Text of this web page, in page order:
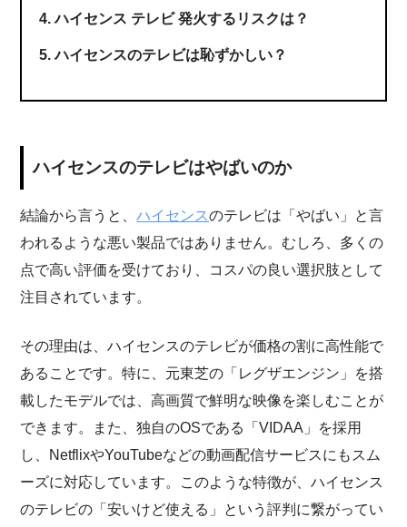
ハイセンス テレビ 発火するリスクは？
ハイセンスのテレビは恥ずかしい？
ハイセンスのテレビはやばいのか
結論から言うと、ハイセンスのテレビは「やばい」と言
われるような悪い製品ではありません。むしろ、多くの
点で高い評価を受けており、コスパの良い選択肢として
注目されています。
その理由は、ハイセンスのテレビが価格の割に高性能で
あることです。特に、元東芝の「レグザエンジン」を搭
載したモデルでは、高画質で鮮明な映像を楽しむことが
できます。また、独自のOSである「VIDAA」を採用
し、NetflixやYouTubeなどの動画配信サービスにもスム
ーズに対応しています。このような特徴が、ハイセンス
のテレビの「安いけど使える」という評判に繋がってい